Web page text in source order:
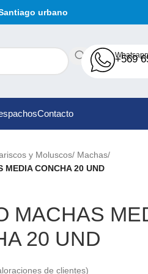
urbano
Whatsapp
+569
Contacto
y Moluscos/Machas/
MEDIA CONCHA 20 UND
MACHAS
20 UND
de clientes)